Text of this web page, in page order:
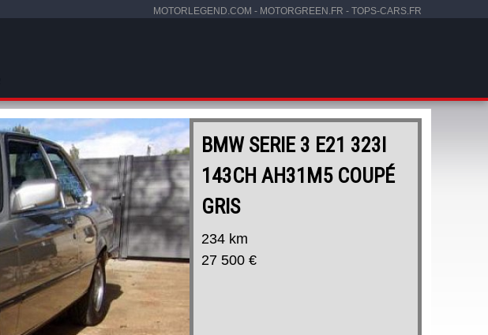
MOTORLEGEND.COM - MOTORGREEN.FR - TOPS-CARS.FR
BMW SERIE 3 E21 323I
143CH AH31M5 COUPÉ
GRIS
234 km
27 500 €